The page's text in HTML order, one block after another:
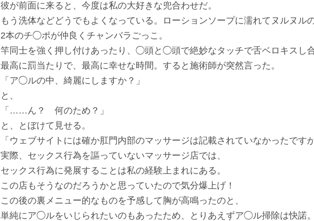
彼が前面に来ると、今度は私の大好きな兜合わせだ。
もう洗体などどうでもよくなっている。ローションソープに濡れてヌルヌル
2本のチ◯ポが仲良くチャンバラごっこ。
竿同士を強く押し付けあったり、◯頭と◯頭で絶妙なタッチで舌ベロキスし合
最高に罰当たりで、最高に幸せな時間。すると施術師が突然言った。
「ア◯ルの中、綺麗にしますか？」
と、
「……ん？ 何のため？」
と、とぼけて見せる。
「ウェブサイトには確か肛門内部のマッサージは記載されていなかったですが
実際、セックス行為を謳っていないマッサージ店では、
セックス行為に発展することは私の経験上まれにある。
この店もそうなのだろうかと思っていたので気分爆上げ！
この後の裏メニュー的なものを予感して胸が高鳴ったのと、
単純にア◯ルをいじられたいのもあったため、とりあえずア◯ル掃除は快諾。